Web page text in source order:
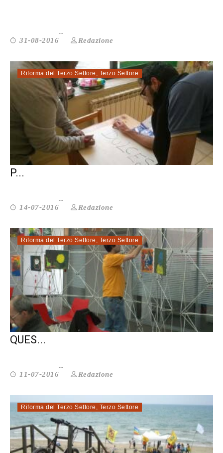
31-08-2016 Redazione
Riforma del Terzo Settore , Terzo Settore
SERVIZIO CIVILE: COSA CAMBIA CON LA
P...
14-07-2016 Redazione
Riforma del Terzo Settore , Terzo Settore
AUTORIFORMA DEL TERZO SETTORE: È
QUES...
11-07-2016 Redazione
Riforma del Terzo Settore , Terzo Settore